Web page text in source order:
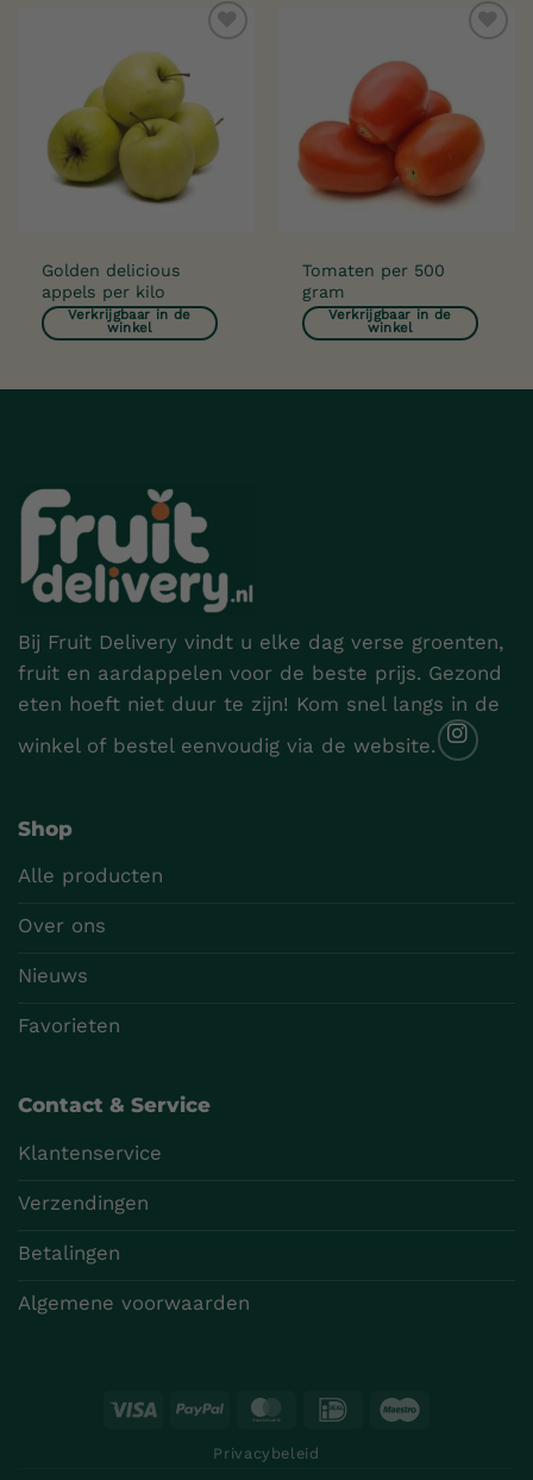
Toevoegen
verlanglijst
Golden delicious
appels per kilo
Verkrijgbaar in de
winkel
verlanglijst
Tomaten per 500
gram
Verkrijgbaar in de
winkel
Bij Fruit Delivery vindt u elke dag verse groenten,
fruit en aardappelen voor de beste prijs. Gezond
eten hoeft niet duur te zijn! Kom snel langs in de
winkel of bestel eenvoudig via de website.
Shop
Alle producten
Over ons
Nieuws
Favorieten
Contact & Service
Klantenservice
Verzendingen
Betalingen
Algemene voorwaarden
Visa PayPal MasterCard
IDeal
Privacybeleid